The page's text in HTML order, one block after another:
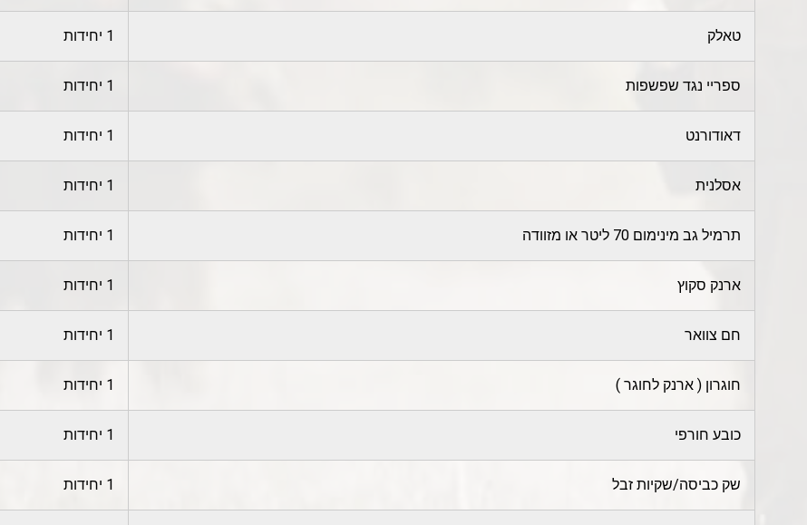
טאלק 1 יחידות
ספריי נגד שפשפות 1 יחידות
דאודורנט 1 יחידות
אסלנית 1 יחידות
תרמיל גב מינימום 70 ליטר או מזוודה 1 יחידות
ארנק סקוץ 1 יחידות
חם צוואר 1 יחידות
חוגרון ( ארנק לחוגר ) 1 יחידות
כובע חורפי 1 יחידות
שק כביסה/שקיות זבל 1 יחידות